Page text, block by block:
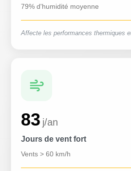
79% d'humidité moyenne
Affecte les performances thermiques
83 j/an
Jours de vent fort
Vents > 60 km/h